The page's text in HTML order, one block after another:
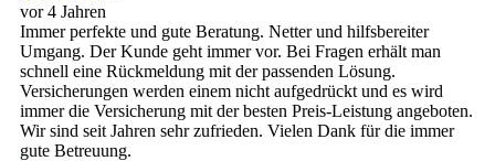
vor 4 Jahren
Immer perfekte und gute Beratung. Netter und hilfsbereiter
Umgang. Der Kunde geht immer vor. Bei Fragen erhält man
schnell eine Rückmeldung mit der passenden Lösung.
Versicherungen werden einem nicht aufgedrückt und es wird
immer die Versicherung mit der besten Preis-Leistung angeboten.
Wir sind seit Jahren sehr zufrieden. Vielen Dank für die immer
gute Betreuung.